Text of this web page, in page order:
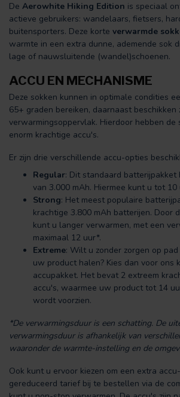
De Aerowhite Hiking Edition is speciaal
actieve gebruikers: wandelaars, fietsers,
buitensporters. Deze korte verwarmde
warmte in een extra dunne, ademende sok
lage of nauwsluitende (wandel)schoenen.
ACCU EN MECHANISME
Deze sokken kunnen in optimale condities
65+ graden bereiken, daarnaast beschikken
verwarmingsoppervlak. Hierdoor hebben de
enorm krachtige accu's.
Er zijn drie verschillende accu-opties
Regular: Dit standaard batterijpakket
van 3.000 mAh. Hiermee kunt u tot
Strong: Het meest populaire
krachtige 3.800 mAh batterijen. Door
kunt u langer verwarmen, met een
maximaal 12 uur*.
Extreme: Wilt u zonder zorgen op
uw product halen? Kies dan voor ons
accupakket. Het bevat 2 extreem
accu's, waarmee uw product tot 14
wordt voorzien.
*De verwarmingsduur is een schatting. De
verwarmingsduur is afhankelijk van
waaronder de warmte-instelling en de
Ook kunt u ervoor kiezen om een extra
gereduceerd tarief bij te bestellen via de